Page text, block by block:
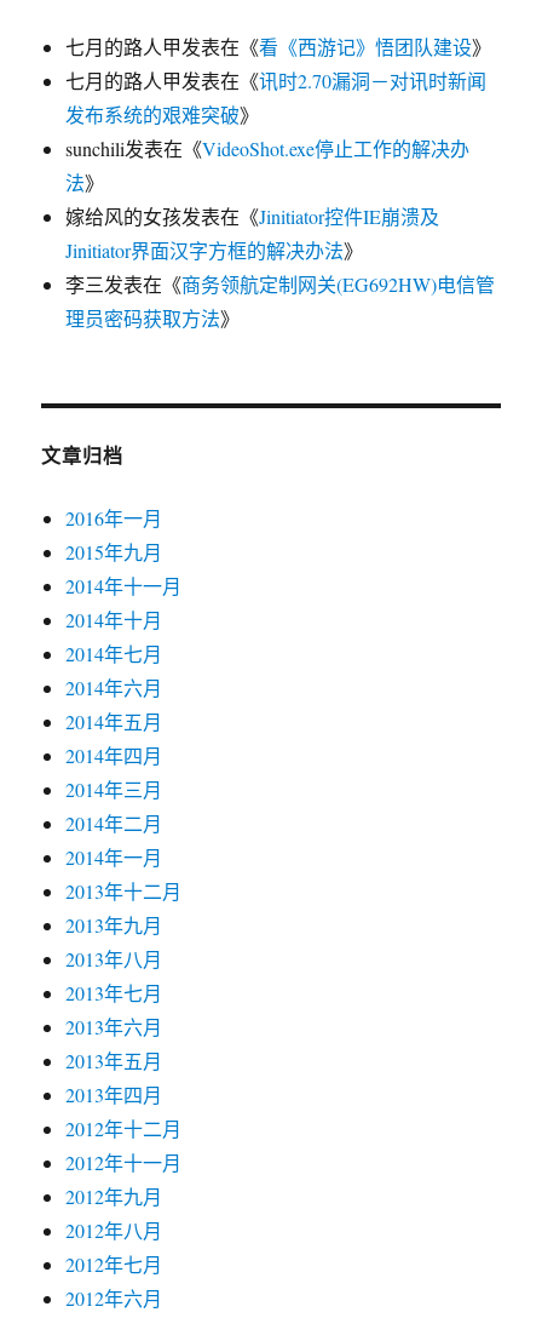
七月的路人甲发表在《看《西游记》悟团队建设》
七月的路人甲发表在《讯时2.70漏洞－对讯时新闻
发布系统的艰难突破》
sunchili发表在《VideoShot.exe停止工作的解决办
法》
嫁给风的女孩发表在《Jinitiator控件IE崩溃及
Jinitiator界面汉字方框的解决办法》
李三发表在《商务领航定制网关(EG692HW)电信管
理员密码获取方法》
文章归档
2016年一月
2015年九月
2014年十一月
2014年十月
2014年七月
2014年六月
2014年五月
2014年四月
2014年三月
2014年二月
2014年一月
2013年十二月
2013年九月
2013年八月
2013年七月
2013年六月
2013年五月
2013年四月
2012年十二月
2012年十一月
2012年九月
2012年八月
2012年七月
2012年六月